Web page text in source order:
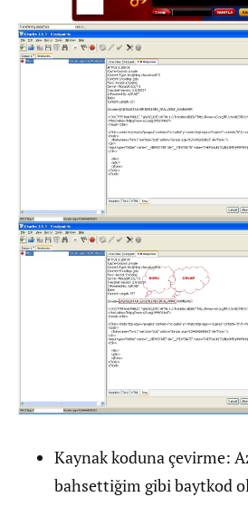
Kaynak koduna çevirme:
bahsettiğim gibi baytkod